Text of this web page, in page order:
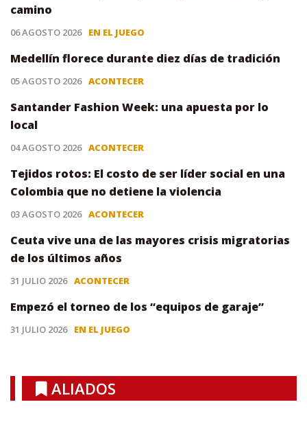
camino
06 AGOSTO 2026 EN EL JUEGO
Medellín florece durante diez días de tradición
05 AGOSTO 2026 ACONTECER
Santander Fashion Week: una apuesta por lo
local
04 AGOSTO 2026 ACONTECER
Tejidos rotos: El costo de ser líder social en una
Colombia que no detiene la violencia
03 AGOSTO 2026 ACONTECER
Ceuta vive una de las mayores crisis migratorias
de los últimos años
31 JULIO 2026 ACONTECER
Empezó el torneo de los “equipos de garaje”
31 JULIO 2026 EN EL JUEGO
ALIADOS